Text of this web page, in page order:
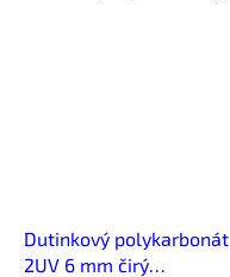
Dutinkový polykarbonát
2UV 6 mm čirý